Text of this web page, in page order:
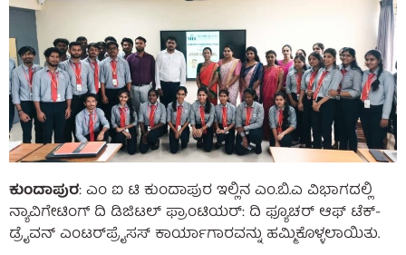
ಕುಂದಾಪುರ: ಎಂ ಐ ಟಿ ಕುಂದಾಪುರ ಇಲ್ಲಿನ ಎಂ.ಬಿ.ಎ ವಿಭಾಗದಲ್ಲಿ
ನ್ಯಾವಿಗೇಟಿಂಗ್ ದಿ ಡಿಜಿಟಲ್ ಫ್ರಾಂಟಿಯರ್: ದಿ ಫ್ಯೂಚರ್ ಆಫ್ ಟೆಕ್-
ಡ್ರೈವನ್ ಎಂಟರ್‌ಪ್ರೈಸಸ್ ಕಾರ್ಯಾಗಾರವನ್ನು ಹಮ್ಮಿಕೊಳ್ಳಲಾಯಿತು.